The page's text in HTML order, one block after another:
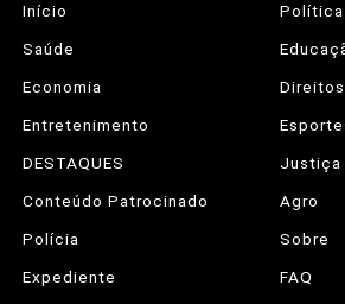
Início
Política
Saúde
Economia
Direitos
Entretenimento
DESTAQUES
Justiça
Conteúdo Patrocinado
Agro
Polícia
Sobre
Expediente
FAQ